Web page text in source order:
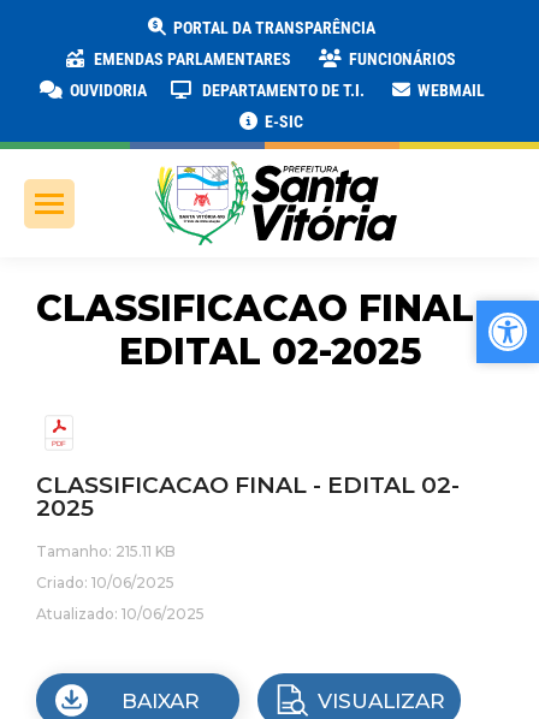
PORTAL DA TRANSPARÊNCIA
EMENDAS PARLAMENTARES
FUNCIONÁRIOS
OUVIDORIA
DEPARTAMENTO DE T.I.
WEBMAIL
E-SIC
CLASSIFICACAO FINAL –
EDITAL 02-2025
CLASSIFICACAO FINAL - EDITAL 02-
2025
Tamanho: 215.11 KB
Criado: 10/06/2025
Atualizado: 10/06/2025
BAIXAR VISUALIZAR